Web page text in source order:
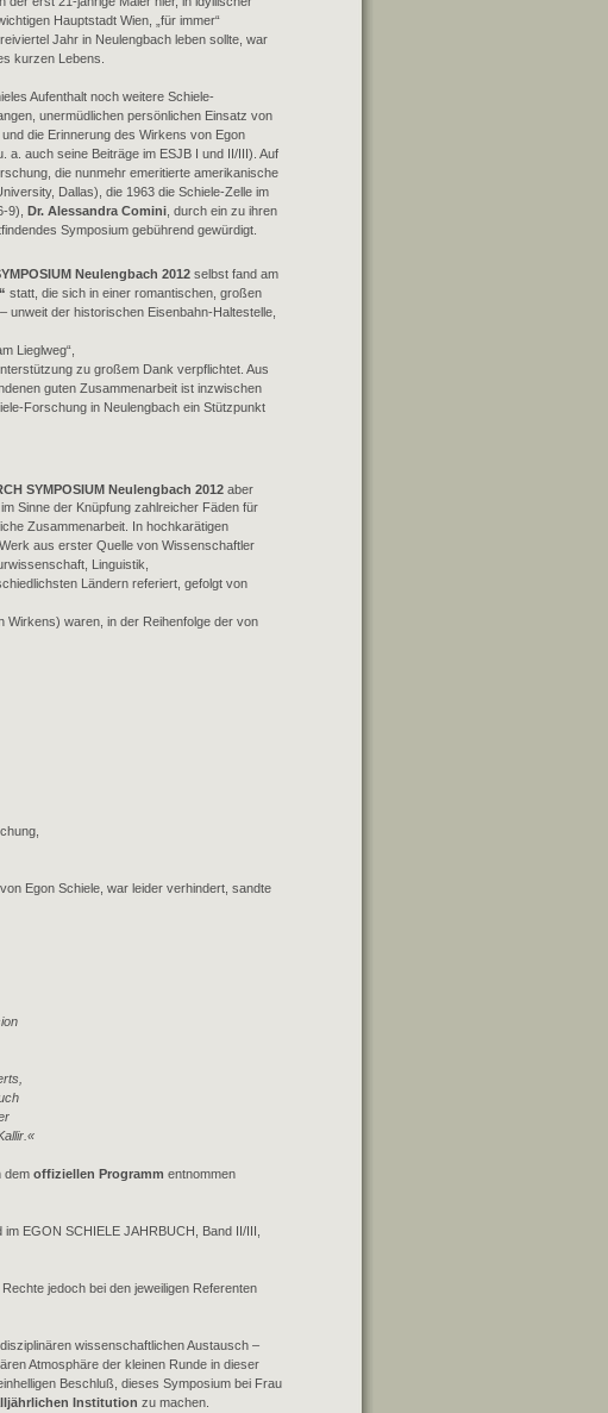
Hauptstadt Wien, „für immer“
Jahr in Neulengbach leben sollte, war
kurzen Lebens.
Aufenthalt noch weitere Schiele-
unermüdlichen persönlichen Einsatz von
die Erinnerung des Wirkens von Egon
a. auch seine Beiträge im ESJB I und II/III). Auf
die nunmehr emeritierte amerikanische
Dallas), die 1963 die Schiele-Zelle im
9), Dr. Alessandra Comini , durch ein zu ihren
Symposium gebührend gewürdigt.
Neulengbach 2012 selbst fand am
statt, die sich in einer romantischen, großen
unweit der historischen Eisenbahn-Haltestelle,
Lieglweg“,
zu großem Dank verpflichtet. Aus
guten Zusammenarbeit ist inzwischen
Forschung in Neulengbach ein Stützpunkt
SYMPOSIUM Neulengbach 2012 aber
Sinne der Knüpfung zahlreicher Fäden für
Zusammenarbeit. In hochkarätigen
aus erster Quelle von Wissenschaftler
Linguistik,
Ländern referiert, gefolgt von
Wirkens) waren, in der Reihenfolge der von
von Egon Schiele, war leider verhindert, sandte
dem offiziellen Programm entnommen
EGON SCHIELE JAHRBUCH, Band II/III,
jedoch bei den jeweiligen Referenten
wissenschaftlichen Austausch –
Atmosphäre der kleinen Runde in dieser
Beschluß, dieses Symposium bei Frau
Institution zu machen.